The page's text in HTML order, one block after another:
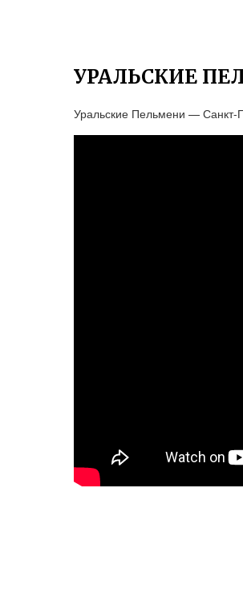
УРАЛЬСКИЕ
Уральские Пельмени — Санкт-